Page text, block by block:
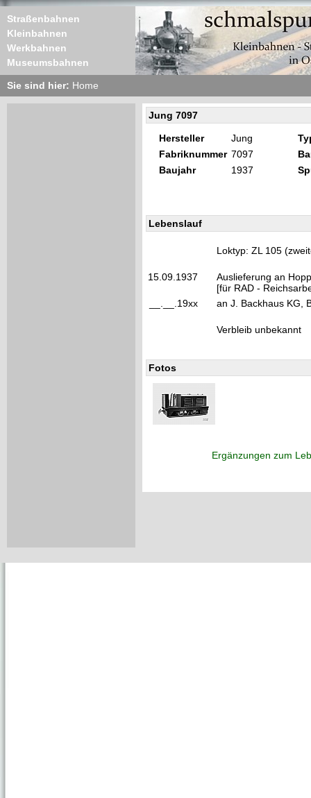
Straßenbahnen
Kleinbahnen
Werkbahnen
Museumsbahnen
Sie sind hier: Home
Jung 7097
Hersteller Jung
Fabriknummer 7097
Baujahr
1937
Lebenslauf
Loktyp: ZL 105
15.09.1937
Auslieferung an
[für RAD -
__.__.19xx
an J. Backhaus KG,
Verbleib unbekannt
Fotos
Ergänzungen zum